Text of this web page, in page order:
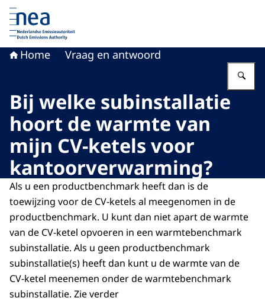
Naar de homepage van Nederlandse Emissieautoriteit
Home Vraag en antwoord
Bij welke subinstallatie
hoort de warmte van
mijn CV-ketels voor
kantoorverwarming?
Als u een productbenchmark heeft dan is de
toewijzing voor de CV-ketels al meegenomen in de
productbenchmark. U kunt dan niet apart de warmte
van de CV-ketel opvoeren in een warmtebenchmark
subinstallatie. Als u geen productbenchmark
subinstallatie(s) heeft dan kunt u de warmte van de
CV-ketel meenemen onder de warmtebenchmark
subinstallatie. Zie verder